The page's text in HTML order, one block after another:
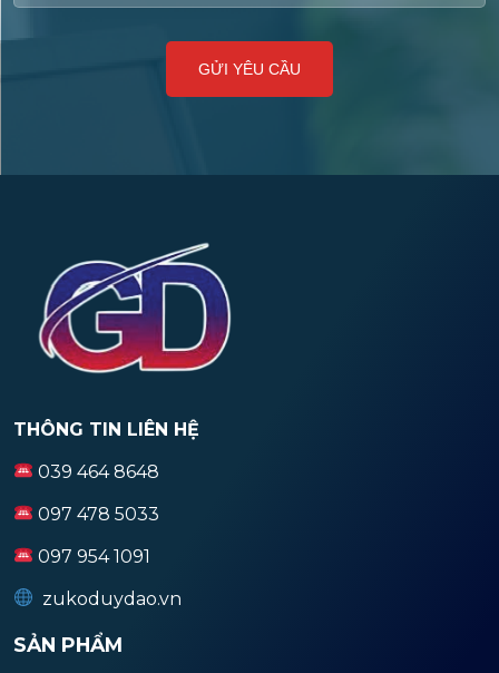
THÔNG TIN LIÊN HỆ
039 464 8648
097 478 5033
097 954 1091
zukoduydao.vn
SẢN PHẨM